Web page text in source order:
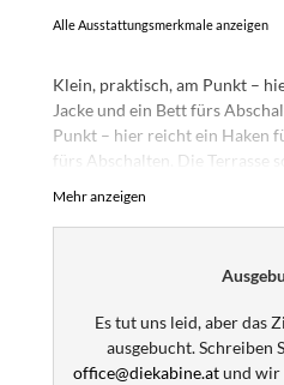
Alle Ausstattungsmerkmale anzeigen
Klein, praktisch, am Punkt –
Jacke und ein Bett fürs
Punkt – hier reicht ein Haken
fürs Abschalten. Die Terrasse
Mehr anzeigen
Es tut uns leid, aber das
ausgebucht. Schreiben
office@diekabine.atund wir